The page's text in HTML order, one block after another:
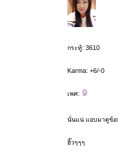
กระทู้: 3610
Karma: +6/-0
เพศ:
นั่นแน่ แอบมาดูข้อ
ฮิ๊วๆๆๆ